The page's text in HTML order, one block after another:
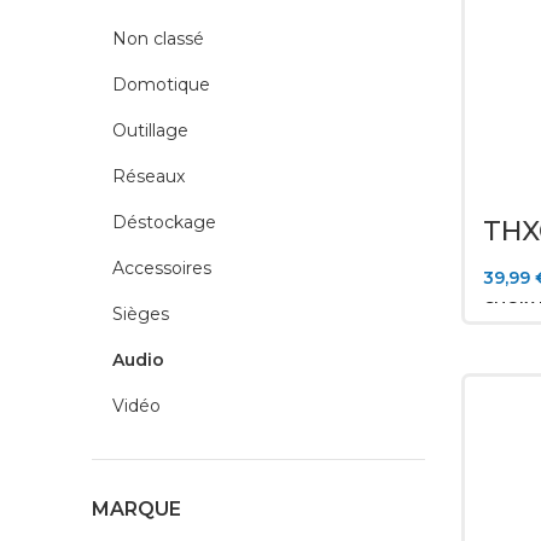
Non classé
Domotique
Outillage
Réseaux
Déstockage
Accessoires
Sièges
Audio
Vidéo
MARQUE
39,99
CHOIX